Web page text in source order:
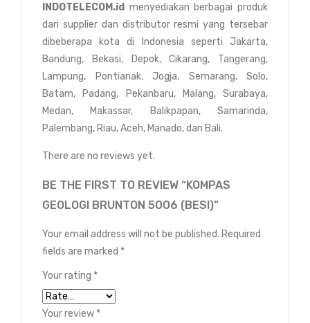
INDOTELECOM.id menyediakan berbagai produk
dari supplier dan distributor resmi yang tersebar
dibeberapa kota di Indonesia seperti Jakarta,
Bandung, Bekasi, Depok, Cikarang, Tangerang,
Lampung, Pontianak, Jogja, Semarang, Solo,
Batam, Padang, Pekanbaru, Malang, Surabaya,
Medan, Makassar, Balikpapan, Samarinda,
Palembang, Riau, Aceh, Manado, dan Bali.
There are no reviews yet.
BE THE FIRST TO REVIEW “KOMPAS
GEOLOGI BRUNTON 5006 (BESI)”
Your email address will not be published. Required
fields are marked *
Your rating *
Your review *